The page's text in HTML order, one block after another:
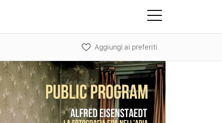
Aggiungi ai preferiti